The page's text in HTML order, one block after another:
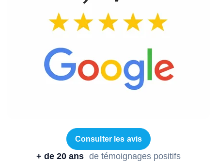
Consulter les avis
+ de 20 ans de témoignages positifs